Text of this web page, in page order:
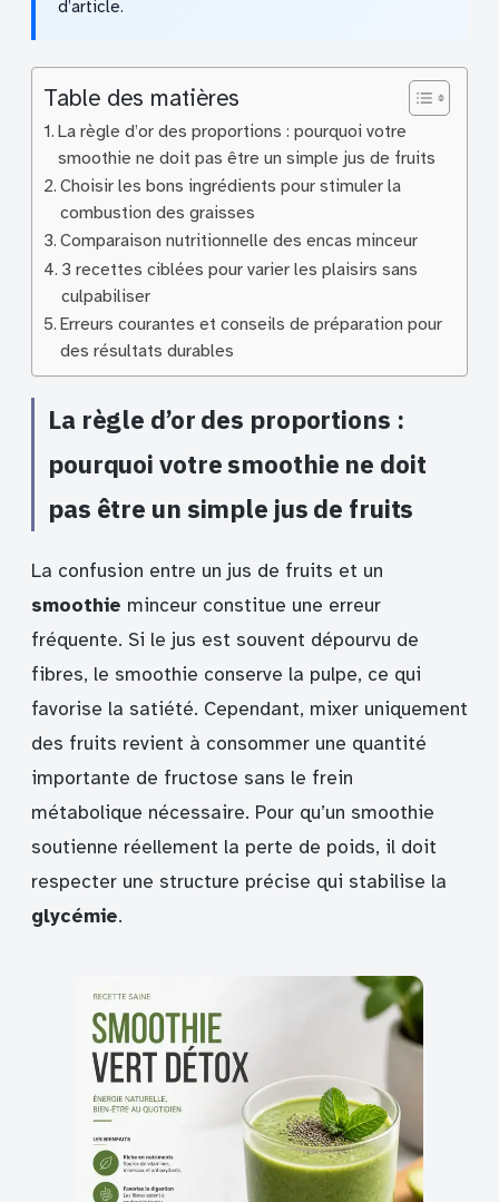
d’article.
Table des matières
La règle d’or des proportions : pourquoi votre
smoothie ne doit pas être un simple jus de fruits
Choisir les bons ingrédients pour stimuler la
combustion des graisses
Comparaison nutritionnelle des encas minceur
3 recettes ciblées pour varier les plaisirs sans
culpabiliser
Erreurs courantes et conseils de préparation pour
des résultats durables
La règle d’or des proportions :
pourquoi votre smoothie ne doit
pas être un simple jus de fruits
La confusion entre un jus de fruits et un
smoothie minceur constitue une erreur
fréquente. Si le jus est souvent dépourvu de
fibres, le smoothie conserve la pulpe, ce qui
favorise la satiété. Cependant, mixer uniquement
des fruits revient à consommer une quantité
importante de fructose sans le frein
métabolique nécessaire. Pour qu’un smoothie
soutienne réellement la perte de poids, il doit
respecter une structure précise qui stabilise la
glycémie.